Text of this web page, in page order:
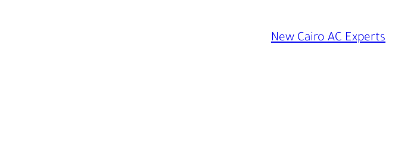
New Cairo AC Experts